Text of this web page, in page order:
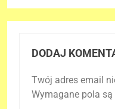
DODAJ
Twój adres email
Wymagane pola